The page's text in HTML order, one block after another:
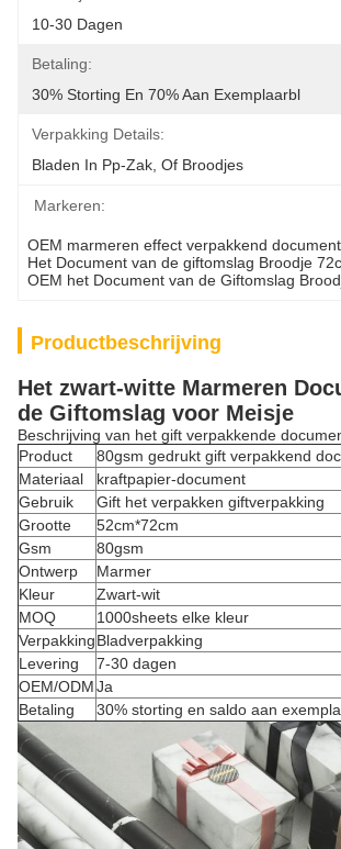
10-30 Dagen
Betaling:
30% Storting En 70% Aan Exemplaarbl
Verpakking Details:
Bladen In Pp-Zak, Of Broodjes
Markeren:
OEM marmeren effect verpakkend document
Het Document van de giftomslag Broodje
OEM het Document van de Giftomslag
Productbeschrijving
Het zwart-witte Marmeren
de Giftomslag voor Meisje
Beschrijving van het gift verpakkende
Product
80gsm gedrukt gift verpakkend
Materiaal
kraftpapier-document
Gebruik
Gift het verpakken giftverpakking
Grootte
52cm*72cm
Gsm
80gsm
Ontwerp
Marmer
Kleur
Zwart-wit
MOQ
1000sheets elke kleur
VerpakkingBladverpakking
Levering
7-30 dagen
OEM/ODMJa
Betaling
30% storting en saldo aan